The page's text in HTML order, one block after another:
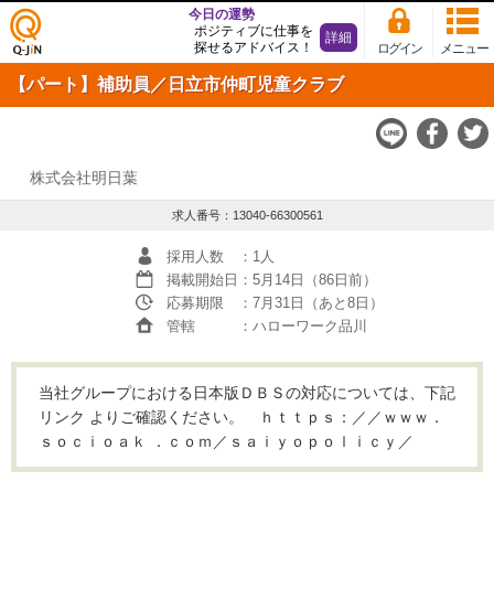
仕事
探し
の求
Q-JiN
メニュー
ログイン
今日の運勢
ポジティブに仕事を
探せるアドバイス！
詳細
【パート】補助員／日立市仲町児童クラブ
株式会社明日葉
求人番号：13040-66300561
採用人数
：1人
掲載開始日 ：5月14日（86日前）
応募期限
：7月31日（あと8日）
管轄
：ハローワーク品川
当社グループにおける日本版ＤＢＳの対応については、下記
リンク よりご確認ください。 ｈｔｔｐｓ：／／ｗｗｗ．
ｓｏｃｉｏａｋ ．ｃｏｍ／ｓａｉｙｏｐｏｌｉｃｙ／